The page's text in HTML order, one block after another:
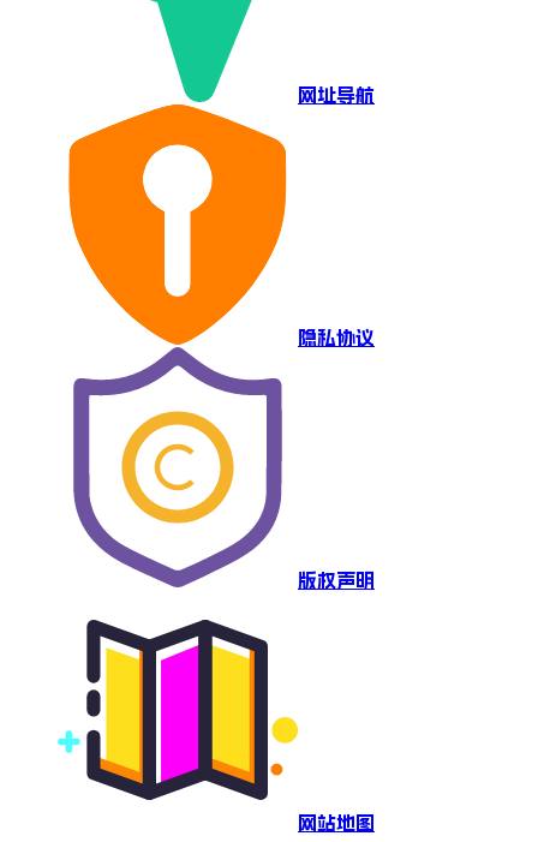
网址导航
隐私协议
版权声明
网站地图